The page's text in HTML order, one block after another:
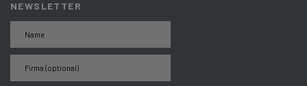
NEWSLETTER